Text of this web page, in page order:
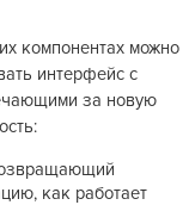
компонентах можно
интерфейс с
за новую
как работает